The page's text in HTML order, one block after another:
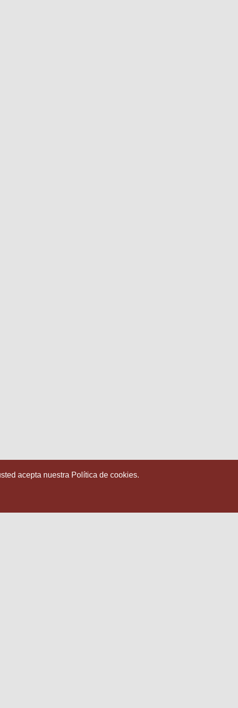
acepta nuestra Política de cookies.